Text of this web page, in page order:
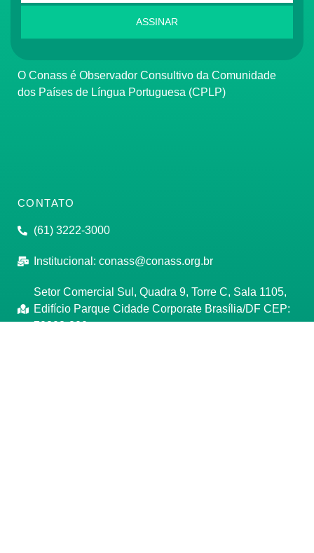
ASSINAR
O Conass é Observador Consultivo da Comunidade
dos Países de Língua Portuguesa (CPLP)
CONTATO
(61) 3222-3000
Institucional: conass@conass.org.br
Setor Comercial Sul, Quadra 9, Torre C, Sala 1105,
Edifício Parque Cidade Corporate Brasília/DF CEP:
70308-200